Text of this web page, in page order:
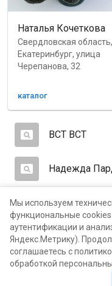
Наталья Кочеткова
Свердловская область,
Екатеринбург, улица
Черепанова, 32
каталог
ВСТ ВСТ
Надежда
Светлана
Ольга
Мы используем
функциональные
аутентификации и
Яндекс.Метрику).
соглашаетесь с
обработкой